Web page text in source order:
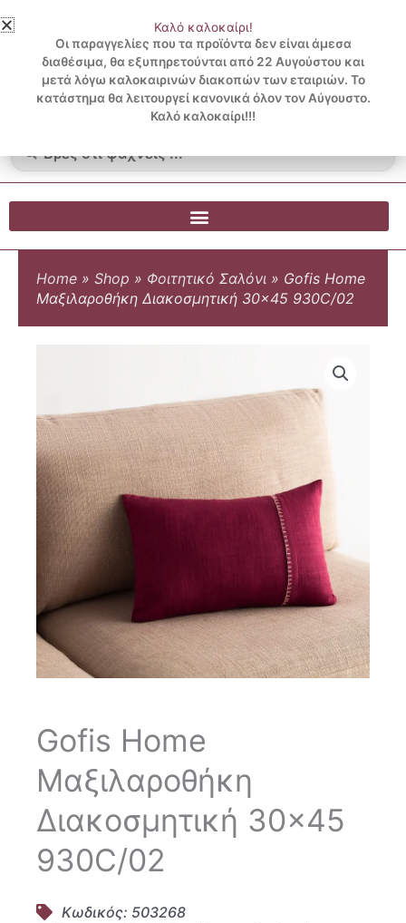
στο
περιεχόμενο
3 ΔΟΣΕΙΣ ΧΩΡΙΣ ΠΙΣΤΩΤΙΚΗ ΜΕ KLARNA
...
Λογαριασμός
Blog
0.00€
0
Cart
Home » Shop » Φοιτητικό Σαλόνι » Gofis Home
Μαξιλαροθήκη Διακοσμητική 30×45 930C/02
Gofis Home
Μαξιλαροθήκη
Διακοσμητική 30×45
930C/02
Κωδικός: 503268
Καλό καλοκαίρι!
Οι παραγγελίες που τα προϊόντα δεν είναι άμεσα
διαθέσιμα, θα εξυπηρετούνται από 22 Αυγούστου και
μετά λόγω καλοκαιρινών διακοπών των εταιριών. Το
κατάστημα θα λειτουργεί κανονικά όλον τον Αύγουστο.
Καλό καλοκαίρι!!!